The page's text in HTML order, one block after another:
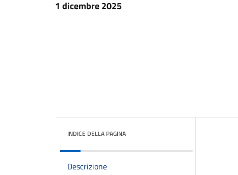
1 dicembre 2025
INDICE DELLA PAGINA
Descrizione